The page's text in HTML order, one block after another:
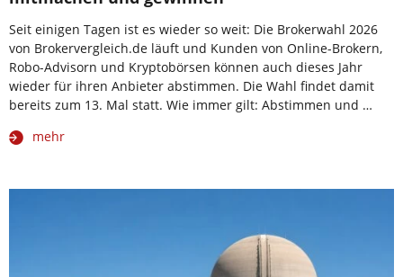
Seit einigen Tagen ist es wieder so weit: Die Brokerwahl 2026
von Brokervergleich.de läuft und Kunden von Online-Brokern,
Robo-Advisorn und Kryptobörsen können auch dieses Jahr
wieder für ihren Anbieter abstimmen. Die Wahl findet damit
bereits zum 13. Mal statt. Wie immer gilt: Abstimmen und …
mehr